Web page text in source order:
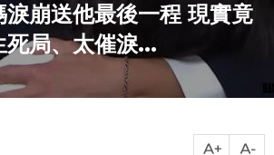
崩送他最後一程 現實竟
局、太催淚...